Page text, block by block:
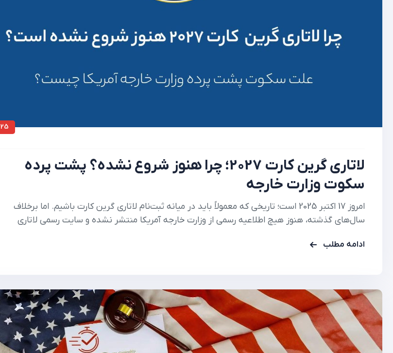
25 مهر 1404
لاتاری گرین کارت 2027؛ چرا هنوز شروع نشده؟ پشت پرده
سکوت وزارت خارجه
امروز 17 اکتبر 2025 است؛ تاریخی که معمولاً باید در میانه ثبت‌نام لاتاری گرین کارت باشیم. اما برخلاف
سال‌های گذشته، هنوز هیچ اطلاعیه رسمی از وزارت خارجه آمریکا منتشر نشده و سایت رسمی لاتاری
متقاضیان ایجاد…
ادامه مطلب